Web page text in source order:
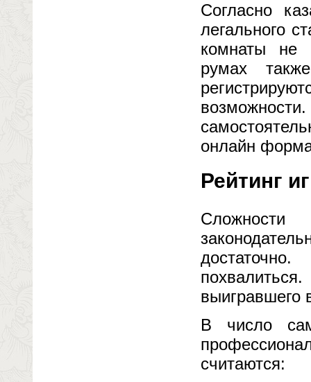
Согласно
легального
комнаты не
румах
онлайн
Рейтинг
выигравшего
В число
считаются: